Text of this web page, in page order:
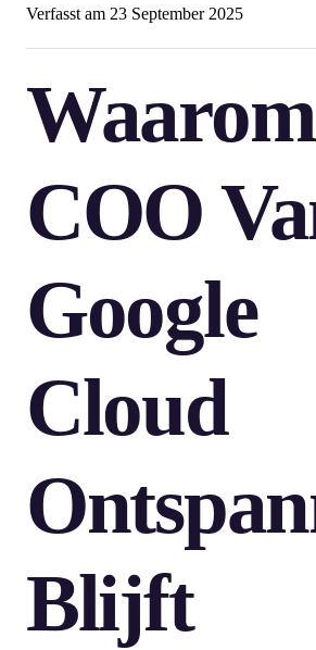
Verfasst am 23 September 2025
COO
Google
Cloud
Blijft